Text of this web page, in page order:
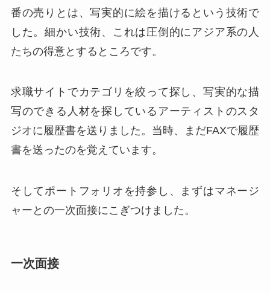
番の売りとは、写実的に絵を描けるという技術で
した。細かい技術、これは圧倒的にアジア系の人
たちの得意とするところです。
求職サイトでカテゴリを絞って探し、写実的な描
写のできる人材を探しているアーティストのスタ
ジオに履歴書を送りました。当時、まだFAXで履歴
書を送ったのを覚えています。
そしてポートフォリオを持参し、まずはマネージ
ャーとの一次面接にこぎつけました。
一次面接